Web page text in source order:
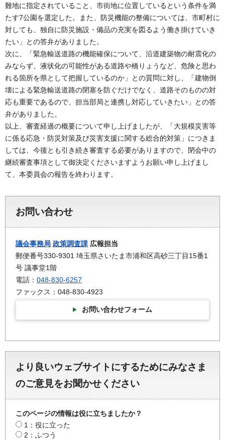
難地に指定されていること、市街地に位置しているという条件を満
たす7公園を選定した。また、防災機能の整備については、市町村に
対しても、独自に防災施設・備品の充実を図るよう働き掛けていき
たい」との答弁がありました。
次に、「緊急輸送道路の機能確保について、沿道建築物の耐震化の
みならず、液状化の可能性がある道路や橋りょうなど、危険と思わ
れる箇所を県として把握しているのか」との質問に対し、「建物倒
壊による緊急輸送道路の閉塞を防ぐだけでなく、道路そのものの対
応も重要であるので、担当部局と連携し対応していきたい」との答
弁がありました。
以上、審査経過の概要について申し上げましたが、「大規模災害等
に係る応急・防災対策及び災害支援に関する総合的対策」につきま
しては、今後とも引き続き審査する必要がありますので、閉会中の
継続審査事項として御決定くださいますようお願い申し上げまし
て、本委員会の報告を終わります。
お問い合わせ
議会事務局 政策調査課 広報担当
郵便番号330-9301 埼玉県さいたま市浦和区高砂三丁目15番1
号 議事堂1階
電話： 048-830-6257
ファックス：048-830-4923
お問い合わせフォーム
より良いウェブサイトにするためにみなさま
のご意見をお聞かせください
このページの情報は役に立ちましたか？
1：役に立った
2：ふつう